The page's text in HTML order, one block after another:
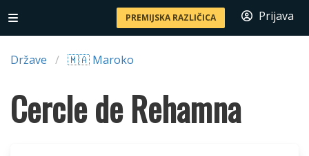
PREMIJSKA RAZLIČICA Prijava
Države 🇲🇦 Maroko
Cercle de Rehamna